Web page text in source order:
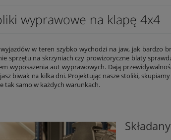
wyprawowe na klapę 4x4
wyjazdów w teren szybko wychodzi na jaw, jak bardzo
sprzętu na skrzyniach czy prowizoryczne blaty
wyposażenia aut wyprawowych. Dają
biwak na kilka dni. Projektując nasze stoliki, skupiamy
tak samo w każdych warunkach.